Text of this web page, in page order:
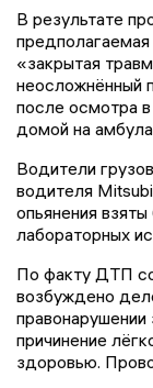
В результате
«закрытая
неосложнённый
после осмотра
домой на
Водители
водителя
опьянения
лабораторных
По факту ДТП
возбуждено
причинение
здоровью.